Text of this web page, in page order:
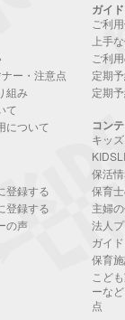
ー・注意点
組み
て
について
登録する
登録する
の声
ガイド
ご利
上手
ご利
定期
定期
コン
キッ
保活
保育
主婦
法人
ガイ
保育
こど
ーな
点